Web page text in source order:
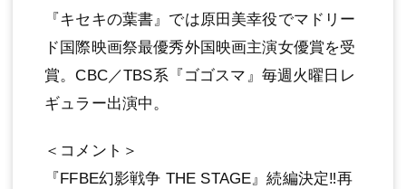
『キセキの葉書』では原⽥美幸役でマドリー
ド国際映画祭最優秀外国映画主演⼥優賞を受
賞。CBC／TBS系『ゴゴスマ』毎週⽕曜⽇レ
ギュラー出演中。
＜コメント＞
『FFBE幻影戦争 THE STAGE』続編決定‼再